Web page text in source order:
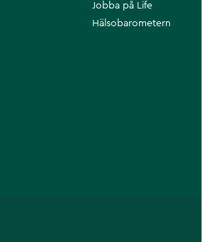
Jobba på Life
Hälsobarometern